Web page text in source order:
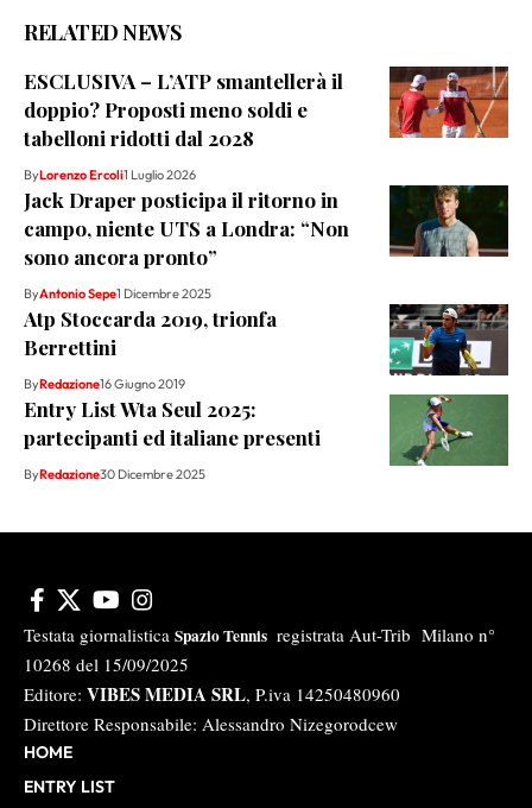
RELATED NEWS
ESCLUSIVA – L’ATP smantellerà il
doppio? Proposti meno soldi e
tabelloni ridotti dal 2028
ByLorenzo Ercoli1 Luglio 2026
Jack Draper posticipa il ritorno in
campo, niente UTS a Londra: “Non
sono ancora pronto”
ByAntonio Sepe1 Dicembre 2025
Atp Stoccarda 2019, trionfa
Berrettini
ByRedazione16 Giugno 2019
Entry List Wta Seul 2025:
partecipanti ed italiane presenti
ByRedazione30 Dicembre 2025
Testata giornalistica Spazio Tennis registrata Aut-Trib Milano n°
10268 del 15/09/2025
Editore: VIBES MEDIA SRL, P.iva 14250480960
Direttore Responsabile: Alessandro Nizegorodcew
HOME
ENTRY LIST